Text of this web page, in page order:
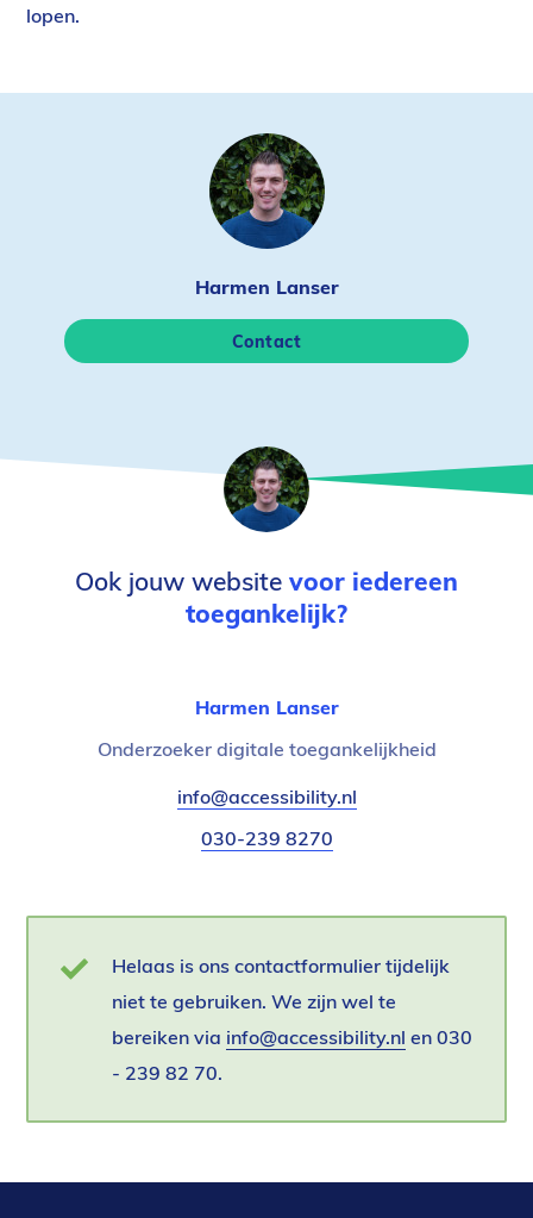
lopen.
Harmen Lanser
Contact
Ook jouw website voor iedereen
toegankelijk?
Harmen Lanser
Functietitel:
Onderzoeker digitale toegankelijkheid
E-
mail:
info@accessibility.nl
Telefoonnummer:
030-239 8270
Statusbericht
Helaas is ons contactformulier tijdelijk
niet te gebruiken. We zijn wel te
bereiken via info@accessibility.nl (verzendt
en 030
- 239 82 70.